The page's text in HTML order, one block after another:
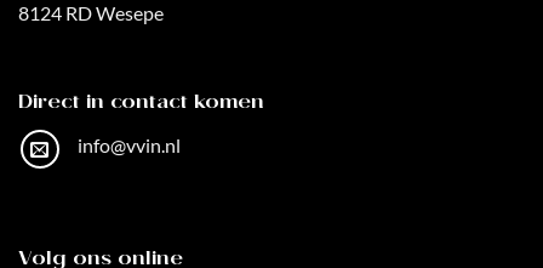
8124 RD Wesepe
Direct in contact komen
info@vvin.nl